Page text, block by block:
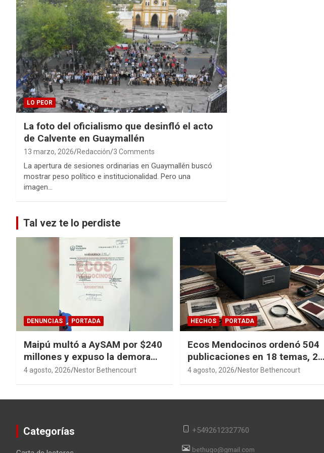
LO PEOR
La foto del oficialismo que desinfló el acto
de Calvente en Guaymallén
13 marzo, 2026 Redacción 3 Comments
La apertura de sesiones ordinarias en Guaymallén buscó
mostrar peso político e institucionalidad. Pero una
imagen…
Tal vez te lo perdiste
DENUNCIAS PORTADA
Maipú multó a AySAM por $240
millones y expuso la demora
cloacal en Guaymallén
4 agosto, 2026 Nestor Bethencourt
HECHOS PORTADA
Ecos Mendocinos ordenó 504
publicaciones en 18 temas, 27
sagas y 14 índices para
4 agosto, 2026 Nestor Bethencourt
Categorías +5492612327760
bethugo@gmail.com